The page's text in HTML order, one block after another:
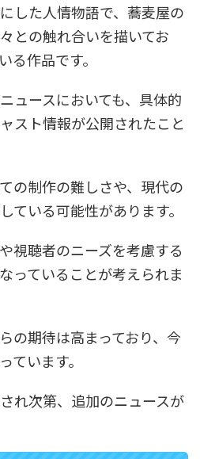
した人情物語で、蕎麦屋の
との触れ合いを描いてお
る作品です。
ュースにおいても、具体的
スト情報が公開されたこと
の制作の難しさや、現代の
ている可能性があります。
視聴者のニーズを考慮する
っていることが考えられま
の期待は高まっており、今
ています。
れ次第、追加のニュースが